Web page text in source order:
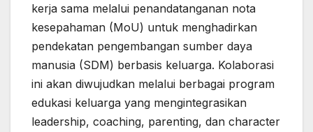
kerja sama melalui penandatanganan nota
kesepahaman (MoU) untuk menghadirkan
pendekatan pengembangan sumber daya
manusia (SDM) berbasis keluarga. Kolaborasi
ini akan diwujudkan melalui berbagai program
edukasi keluarga yang mengintegrasikan
leadership, coaching, parenting, dan character